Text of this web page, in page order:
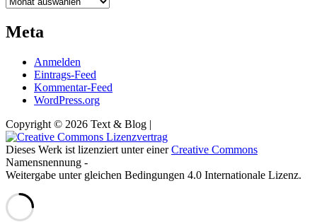
Meta
Anmelden
Eintrags-Feed
Kommentar-Feed
WordPress.org
Copyright © 2026 Text & Blog |
Dieses Werk ist lizenziert unter einerCreative Commons
Namensnennung -
Weitergabe unter gleichen Bedingungen 4.0 Internationale Lizenz.